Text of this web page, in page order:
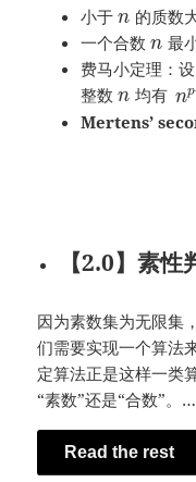
小于n 的质数
一个合数n 最
费马小定理：
整数n 均有 np
Mertens’
【2.0】素性
因为素数集为无限集
们需要实现一个算法
定算法正是这样一类
“素数”还是“合数”。…
Read the rest